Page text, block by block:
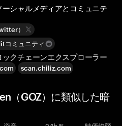
シャルメディアとコミュニテ
）
コミュニティ
クチェーンエクスプローラー
scan.chiliz.com
（GOZ）に類似した暗